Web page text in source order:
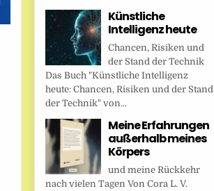
Künstliche
Intelligenz heute
Chancen, Risiken und
der Stand der Technik
Das Buch "Künstliche Intelligenz
heute: Chancen, Risiken und der Stand
der Technik" von...
Meine Erfahrungen
außerhalb meines
Körpers
und meine Rückkehr
nach vielen Tagen Von Cora L. V.